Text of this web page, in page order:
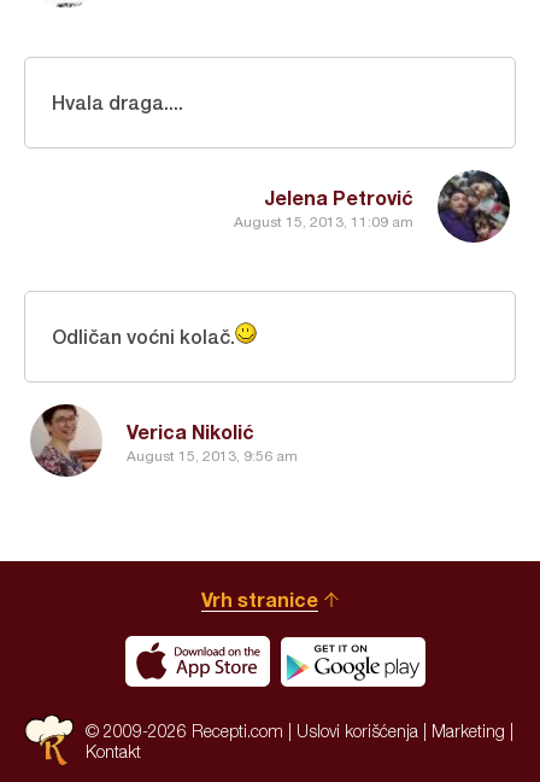
Jelena Petrović
August 15, 2013, 11:09 am
Hvala draga....
Verica Nikolić
August 15, 2013, 9:56 am
Odličan voćni kolač.
Vrh stranice
© 2009-2026 Recepti.com | Uslovi korišćenja Marketing
Kontakt